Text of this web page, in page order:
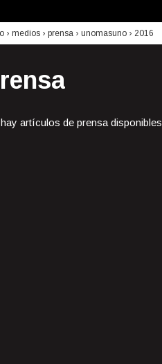
› medios › prensa › unomasuno › 2016
artículos de prensa disponibles